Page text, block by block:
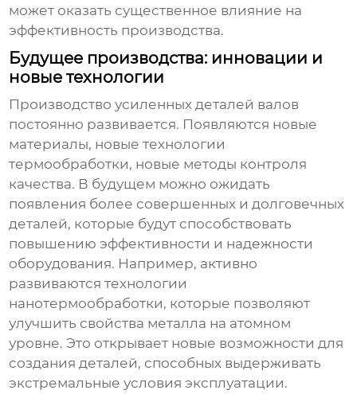
может оказать существенное влияние на
эффективность производства.
Будущее производства: инновации и
новые технологии
Производствоусиленных деталей валов
постоянно развивается. Появляются новые
материалы, новые технологии
термообработки, новые методы контроля
качества. В будущем можно ожидать
появления более совершенных и долговечных
деталей, которые будут способствовать
повышению эффективности и надежности
оборудования. Например, активно
развиваются технологии
нанотермообработки, которые позволяют
улучшить свойства металла на атомном
уровне. Это открывает новые возможности для
создания деталей, способных выдерживать
экстремальные условия эксплуатации.